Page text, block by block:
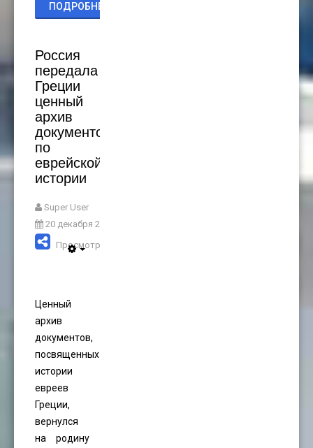
ПОДРОБНЕЕ...
Россия
передала
Греции
ценный
архив
документов
по
еврейской
истории
Super User
20 декабря 2021
Просмотров: 3679
Ценный
архив
документов,
посвященных
истории
евреев
Греции,
вернулся
на родину